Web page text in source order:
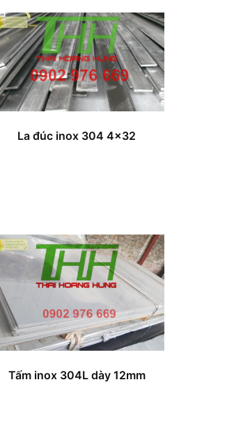
La đúc inox 304 4×32
Tấm inox 304L dày 12mm